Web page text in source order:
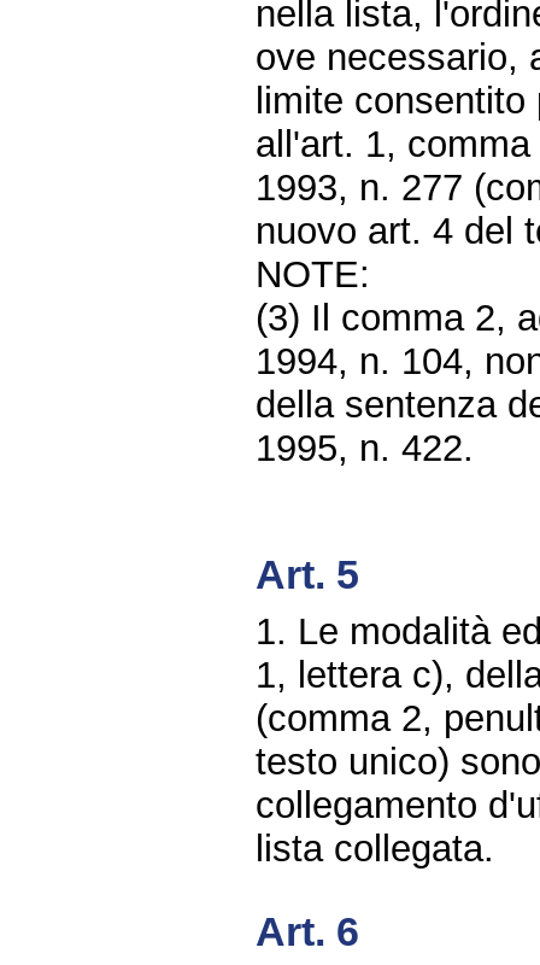
nella lista,
ove necessario,
limite
all'art. 1,
1993, n. 277
nuovo art. 4 del
NOTE:
(3) Il comma 2,
1994, n. 104,
della sentenza
1995, n. 422.
Art. 5
1. Le modalità
1, lettera c),
(comma 2,
testo unico)
collegamento
lista collegata.
Art. 6